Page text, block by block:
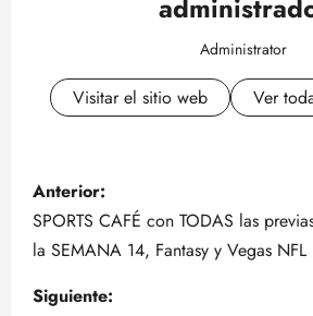
Administrator
Visitar el sitio web Ver
N
a
v
Anterior:
SPORTS CAFÉ con TODAS las
la SEMANA 14, Fantasy y Vegas NFL
Siguiente: